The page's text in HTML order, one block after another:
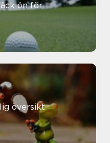
ön för
översikt